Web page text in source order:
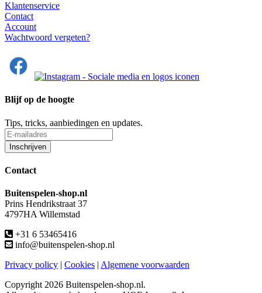
Klantenservice
Contact
Account
Wachtwoord vergeten?
Blijf op de hoogte
Tips, tricks, aanbiedingen en updates.
Contact
Buitenspelen-shop.nl
Prins Hendrikstraat 37
4797HA Willemstad
+31 6 53465416
info@buitenspelen-shop.nl
Privacy policy | Cookies | Algemene voorwaarden
Copyright 2026 Buitenspelen-shop.nl.